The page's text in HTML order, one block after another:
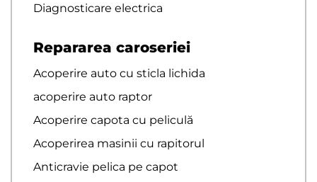
Diagnosticare electrica
Repararea caroseriei
Acoperire auto cu sticla lichida
acoperire auto raptor
Acoperire capota cu peliculă
Acoperirea masinii cu rapitorul
Anticravie pelica pe capot